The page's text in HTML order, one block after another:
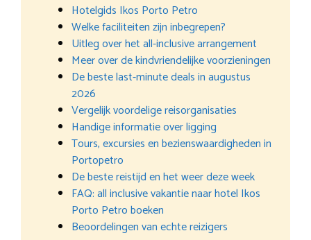
Hotelgids Ikos Porto Petro
Welke faciliteiten zijn inbegrepen?
Uitleg over het all-inclusive arrangement
Meer over de kindvriendelijke voorzieningen
De beste last-minute deals in augustus
2026
Vergelijk voordelige reisorganisaties
Handige informatie over ligging
Tours, excursies en bezienswaardigheden in
Portopetro
De beste reistijd en het weer deze week
FAQ: all inclusive vakantie naar hotel Ikos
Porto Petro boeken
Beoordelingen van echte reizigers